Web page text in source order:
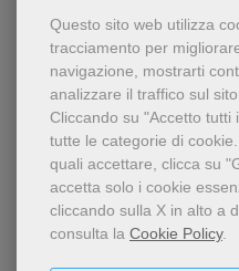
Questo sito web utilizza
tracciamento per
navigazione, mostrarti
analizzare il traffico sul sito.
Cliccando su "Accetto tutti
tutte le categorie di cookie.
quali accettare, clicca su
accetta solo i cookie
cliccando sulla X in alto a
consulta la Cookie Policy.
Dello